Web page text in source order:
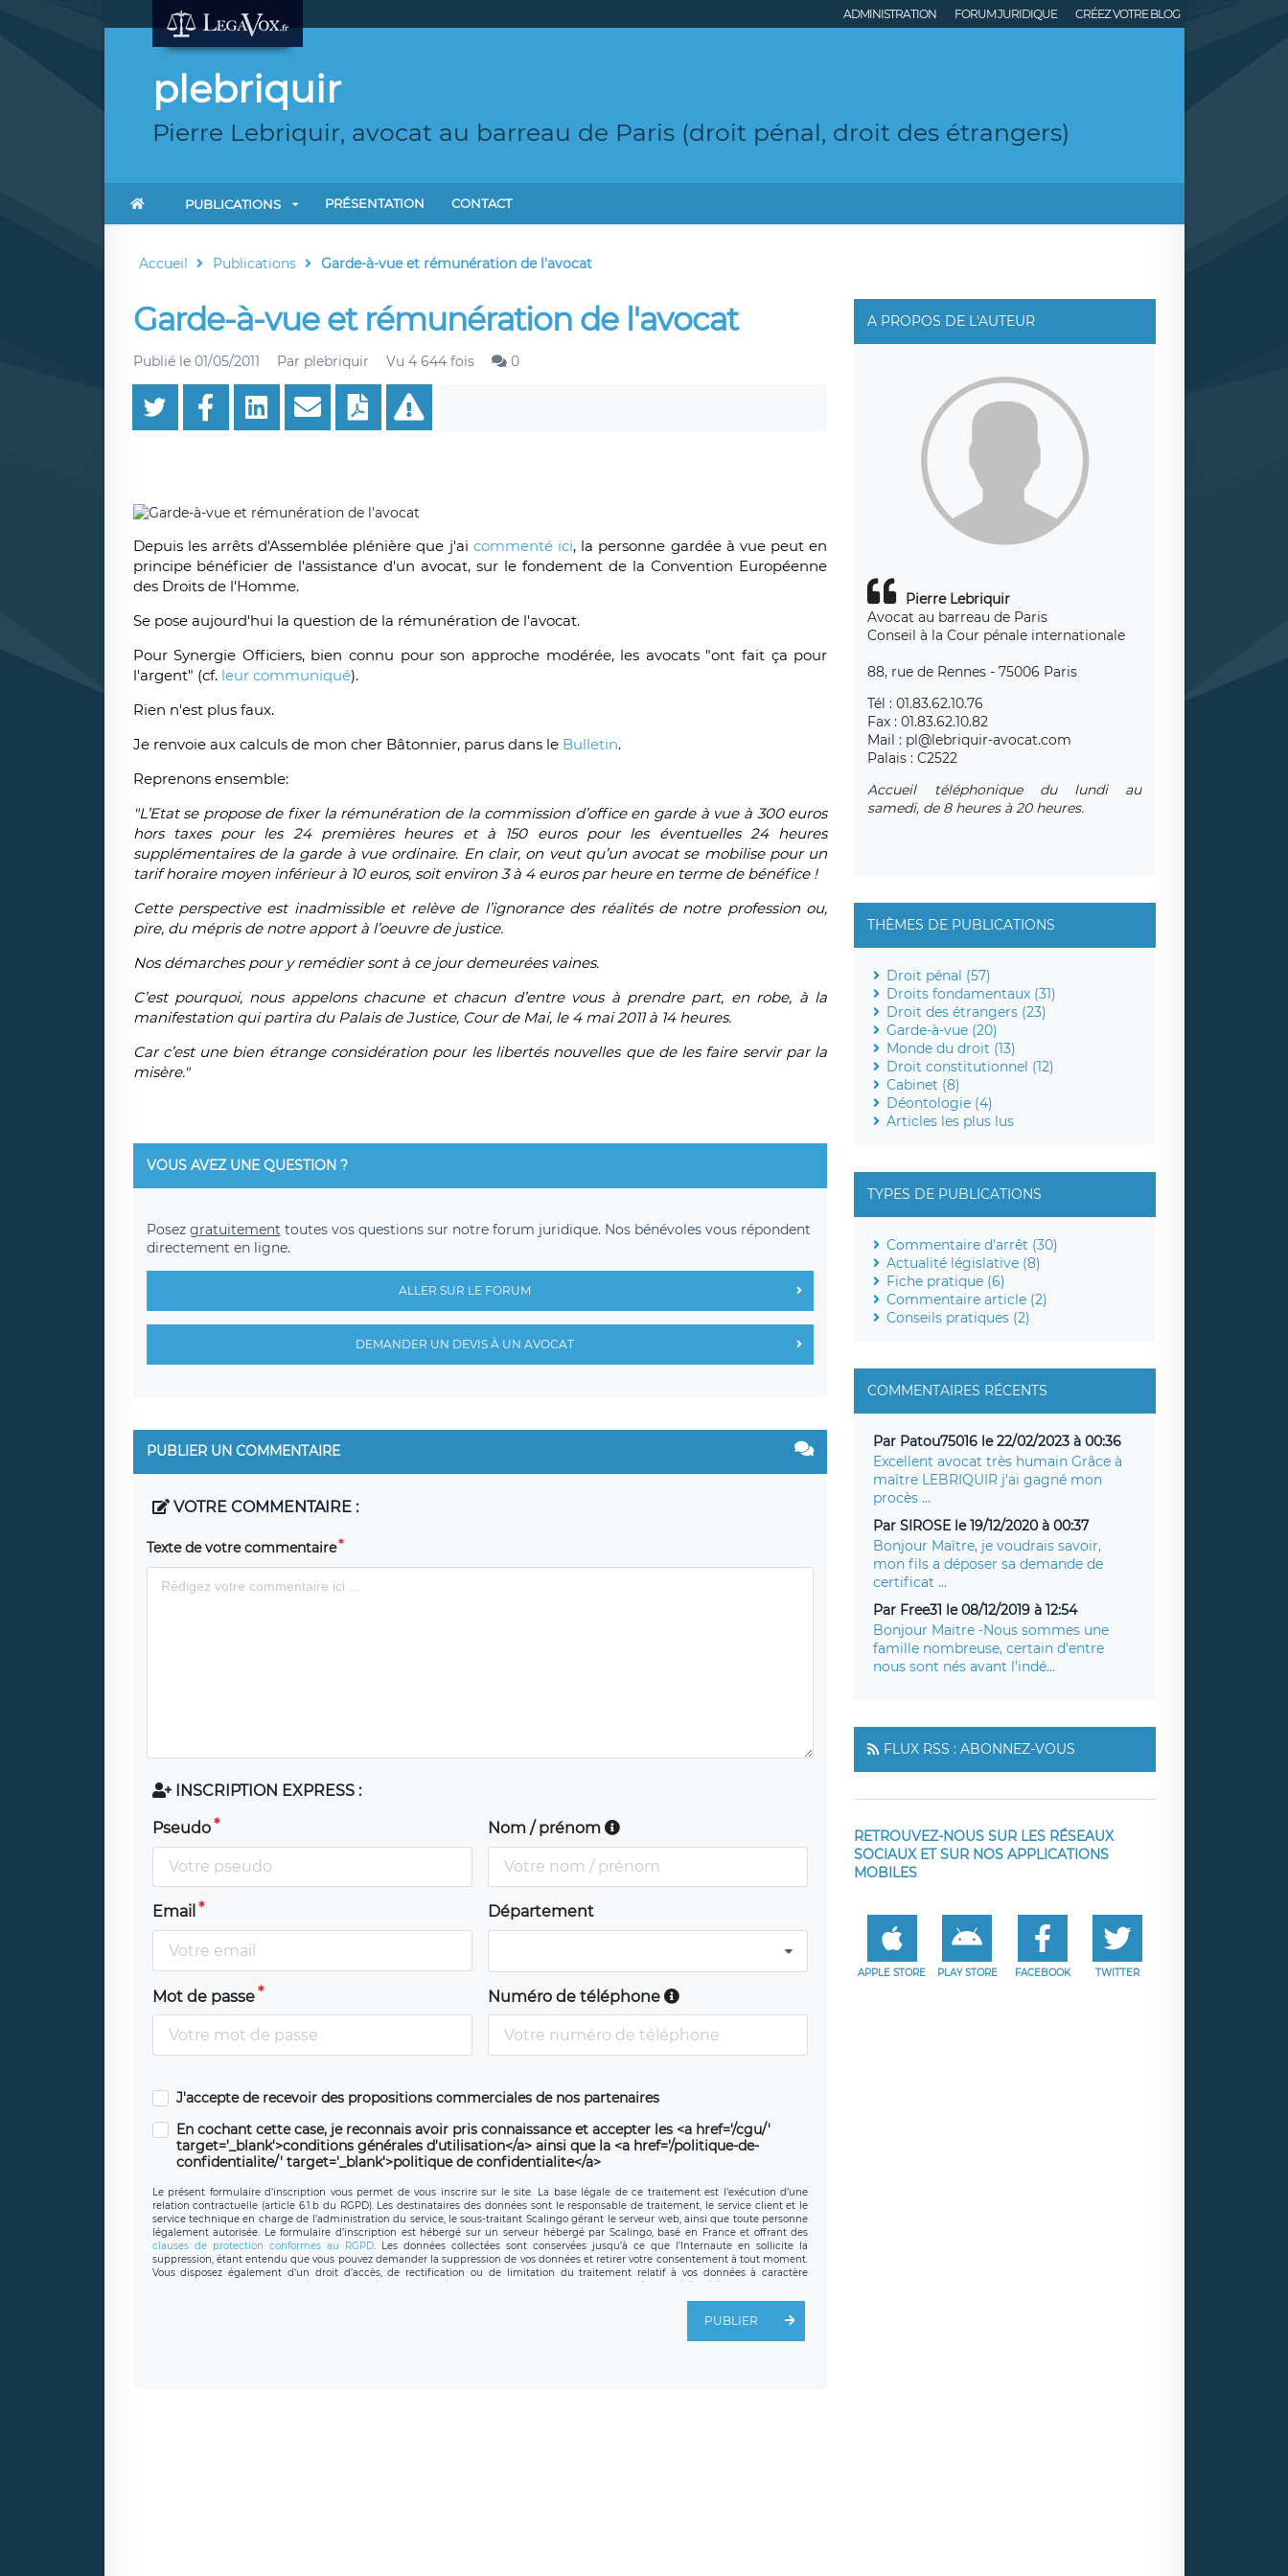
ADMINISTRATION FORUM JURIDIQUE CRÉEZ VOTRE BLOG
plebriquir
Pierre Lebriquir, avocat au barreau de Paris (droit pénal, droit des étrangers)
PUBLICATIONS PRÉSENTATION CONTACT
Accueil Publications Garde-à-vue et rémunération de l'avocat
Garde-à-vue et rémunération de l'avocat
Publié le 01/05/2011 Par plebriquir Vu 4 644 fois 0
Depuis les arrêts d'Assemblée plénière que j'ai commenté ici, la personne gardée à vue peut en
principe bénéficier de l'assistance d'un avocat, sur le fondement de la Convention Européenne
des Droits de l'Homme.
Se pose aujourd'hui la question de la rémunération de l'avocat.
Pour Synergie Officiers, bien connu pour son approche modérée, les avocats "ont fait ça pour
l'argent" (cf. leur communiqué).
Rien n'est plus faux.
Je renvoie aux calculs de mon cher Bâtonnier, parus dans le Bulletin.
Reprenons ensemble:
"L’Etat se propose de fixer la rémunération de la commission d’office en garde à vue à 300 euros
hors taxes pour les 24 premières heures et à 150 euros pour les éventuelles 24 heures
supplémentaires de la garde à vue ordinaire. En clair, on veut qu’un avocat se mobilise pour un
tarif horaire moyen inférieur à 10 euros, soit environ 3 à 4 euros par heure en terme de bénéfice !
Cette perspective est inadmissible et relève de l’ignorance des réalités de notre profession ou,
pire, du mépris de notre apport à l’oeuvre de justice.
Nos démarches pour y remédier sont à ce jour demeurées vaines.
C’est pourquoi, nous appelons chacune et chacun d’entre vous à prendre part, en robe, à la
manifestation qui partira du Palais de Justice, Cour de Mai, le 4 mai 2011 à 14 heures.
Car c’est une bien étrange considération pour les libertés nouvelles que de les faire servir par la
misère."
VOUS AVEZ UNE QUESTION ?
Posez gratuitement toutes vos questions sur notre forum juridique. Nos bénévoles vous répondent
directement en ligne.
ALLER SUR LE FORUM
DEMANDER UN DEVIS À UN AVOCAT
PUBLIER UN COMMENTAIRE
VOTRE COMMENTAIRE :
Texte de votre commentaire
INSCRIPTION EXPRESS :
Pseudo Nom / prénom
Email Département
Mot de passe Numéro de téléphone
J'accepte de recevoir des propositions commerciales de nos partenaires
En cochant cette case, je reconnais avoir pris connaissance et accepter les <a href='/cgu/'
target='_blank'>conditions générales d'utilisation</a> ainsi que la <a href='/politique-de-
confidentialite/' target='_blank'>politique de confidentialite</a>
Le présent formulaire d’inscription vous permet de vous inscrire sur le site. La base légale de ce traitement est l’exécution d’une
relation contractuelle (article 6.1.b du RGPD). Les destinataires des données sont le responsable de traitement, le service client et le
service technique en charge de l’administration du service, le sous-traitant Scalingo gérant le serveur web, ainsi que toute personne
légalement autorisée. Le formulaire d’inscription est hébergé sur un serveur hébergé par Scalingo, basé en France et offrant des
clauses de protection conformes au RGPD. Les données collectées sont conservées jusqu’à ce que l’Internaute en sollicite la
suppression, étant entendu que vous pouvez demander la suppression de vos données et retirer votre consentement à tout moment.
Vous disposez également d’un droit d’accès, de rectification ou de limitation du traitement relatif à vos données à caractère
personnel, ainsi que d’un droit à la portabilité de vos données. Vous pouvez exercer ces droits auprès du délégué à la protection des
données de LÉGAVOX qui exerce au siège social de LÉGAVOX et est joignable à l’adresse mail suivante :
donneespersonnelles@legavox.fr. Le responsable de traitement est la société LÉGAVOX, sis 9 rue Léopold Sédar Senghor, joignable à
l’adresse mail : responsabledetraitement@legavox.fr. Vous avez également le droit d’introduire une réclamation auprès d’une autorité
PUBLIER
A PROPOS DE L'AUTEUR
Pierre Lebriquir
Avocat au barreau de Paris
Conseil à la Cour pénale internationale
88, rue de Rennes - 75006 Paris
Tél : 01.83.62.10.76
Fax : 01.83.62.10.82
Mail : pl@lebriquir-avocat.com
Palais : C2522
Accueil téléphonique du lundi au
samedi, de 8 heures à 20 heures.
THÈMES DE PUBLICATIONS
Droit pénal (57)
Droits fondamentaux (31)
Droit des étrangers (23)
Garde-à-vue (20)
Monde du droit (13)
Droit constitutionnel (12)
Cabinet (8)
Déontologie (4)
Articles les plus lus
TYPES DE PUBLICATIONS
Commentaire d'arrêt (30)
Actualité législative (8)
Fiche pratique (6)
Commentaire article (2)
Conseils pratiques (2)
COMMENTAIRES RÉCENTS
Par Patou75016 le 22/02/2023 à 00:36
Excellent avocat très humain Grâce à
maître LEBRIQUIR j'ai gagné mon
procès ...
Par SIROSE le 19/12/2020 à 00:37
Bonjour Maître, je voudrais savoir,
mon fils a déposer sa demande de
certificat ...
Par Free31 le 08/12/2019 à 12:54
Bonjour Maitre -Nous sommes une
famille nombreuse, certain d'entre
nous sont nés avant l'indé...
FLUX RSS : ABONNEZ-VOUS
RETROUVEZ-NOUS SUR LES RÉSEAUX
SOCIAUX ET SUR NOS APPLICATIONS
MOBILES
APPLE STORE PLAY STORE FACEBOOK TWITTER